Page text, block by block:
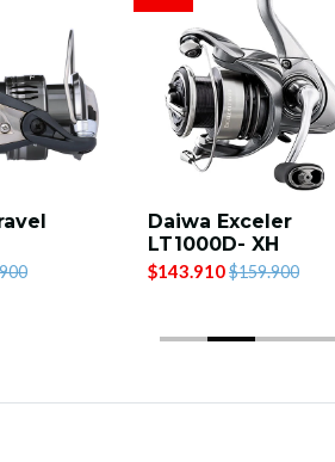
Daiwa Exceler
LT1000D- XH
$143.910$159.900